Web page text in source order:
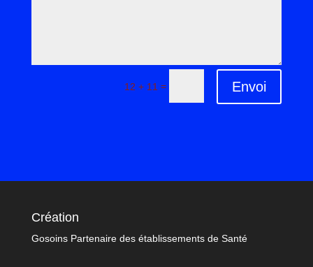
12 + 11 = Envoi
Création
Gosoins Partenaire des établissements de Santé